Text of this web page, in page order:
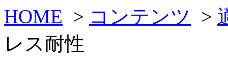
HOME > コンテンツ >
レス耐性